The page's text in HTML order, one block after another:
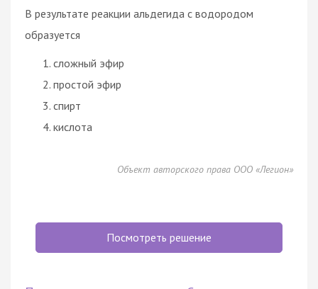
В результате реакции альдегида с водородом
образуется
сложный эфир
простой эфир
спирт
кислота
Объект авторского права ООО «Легион»
Посмотреть решение